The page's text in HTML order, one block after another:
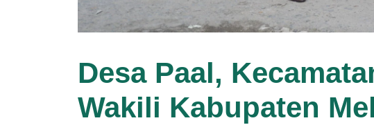
Desa Paal,
Wakili Kabupaten